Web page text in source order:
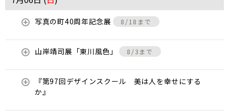
写真の町40周年記念展 8/18まで
山岸靖司展「東川風色」 8/3まで
『第97回デザインスクール 美は人を幸せにする
か』